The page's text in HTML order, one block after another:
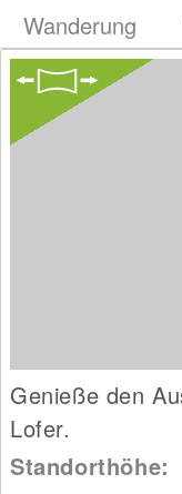
Wanderung
Genieße den
Lofer.
Standorthöhe: